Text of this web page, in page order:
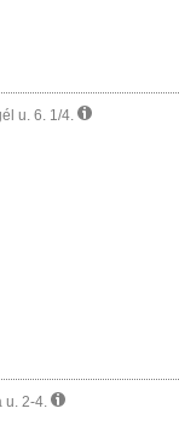
u. 6. 1/4.
u. 2-4.